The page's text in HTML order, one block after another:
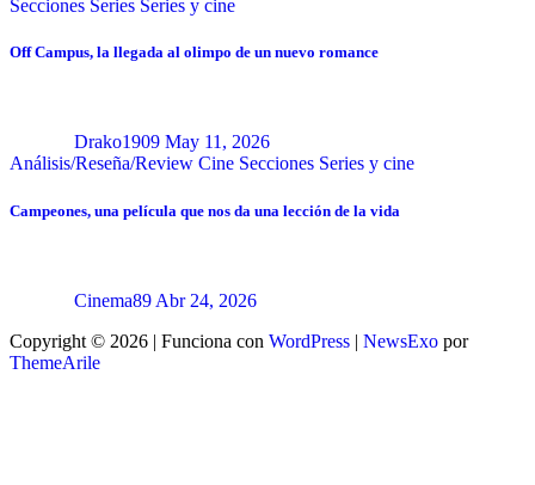
Secciones Series Series y cine
Off Campus, la llegada al olimpo de un nuevo romance
Drako1909 May 11, 2026
Análisis/Reseña/Review Cine Secciones Series y cine
Campeones, una película que nos da una lección de la vida
Cinema89 Abr 24, 2026
Copyright © 2026 | Funciona con WordPress | NewsExo por
ThemeArile